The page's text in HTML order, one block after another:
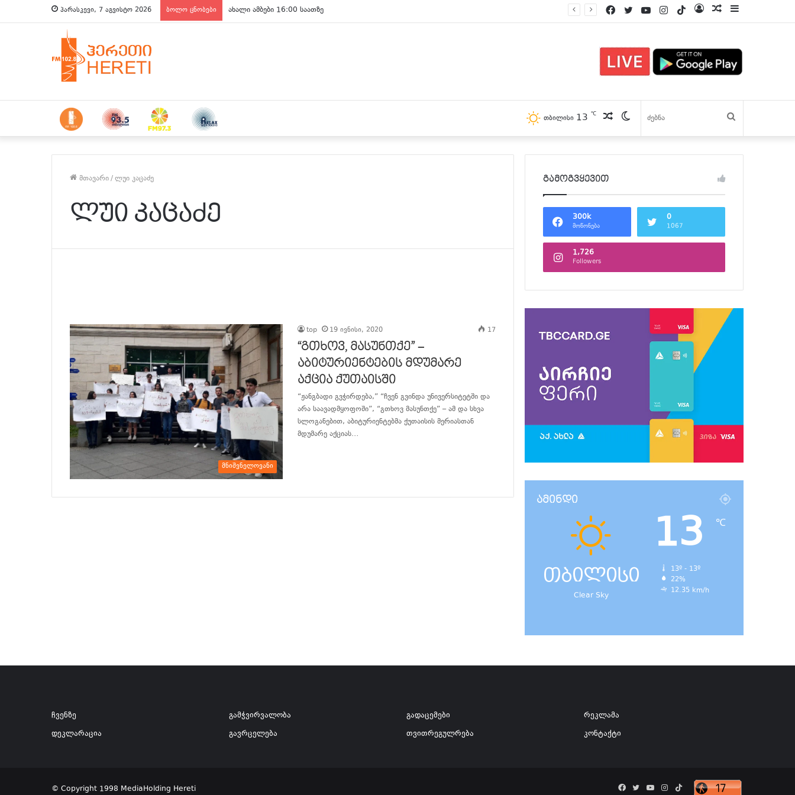
პარასკევი, 7 აგვისტო 2026 ბოლო ცნობები ახალი ამბები 16:00 საათზე პოსტები
Log
TikTok
Instagram
YouTube
Twitter
Facebook
Switch
skin
პოსტები
თბილისი 13 ℃
მთავარი/ლუი კაცაძე
ლუი კაცაძე
მნიშვნელოვანი
top 19 ივნისი, 2020 17
“გთხოვ, მასუნთქე” –
აბიტურიენტების მდუმარე
აქცია ქუთაისში
“ჟანგბადი გვჭირდება,” “ჩვენ გვინდა უნივერსიტეტში და
არა საავადმყოფოში”, “გთხოვ მასუნთქე” – ამ და სხვა
სლოგანებით, აბიტურიენტებმა ქუთაისის მერიასთან
მდუმარე აქციას…
გამოგვყევით
300k
მოწონება
0
1067
1,726
Followers
ამინდი
თბილისი
Clear Sky
13 ℃
13º - 13º
22%
12.35 km/h
ჩვენზე
დეკლარაცია
გამჭვირვალობა
გავრცელება
გადაცემები
თვითრეგულრება
რეკლამა
კონტაქტი
© Copyright 1998 MediaHolding Hereti FacebookTwitterYouTubeInstagram
TikTok